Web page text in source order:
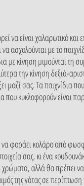
να είναι χαλαρωτικό
ασχολούνται με το
με κίνηση μιμούνται
την κίνηση δεξιά-
μαζί σας. Τα παιχνίδια
που κυκλοφορούν είναι
φοράει κολάρο από
σας, κι ένα
αλλά θα πρέπει
της γάτας σε